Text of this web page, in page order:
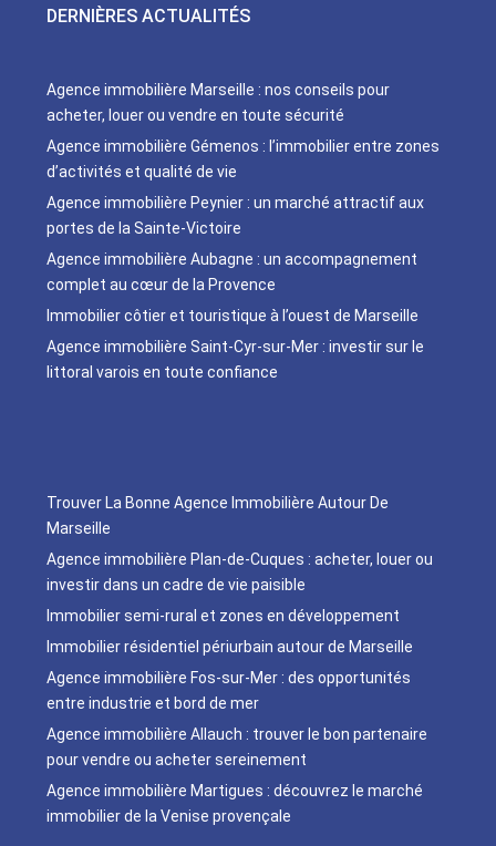
DERNIÈRES ACTUALITÉS
Agence immobilière Marseille : nos conseils pour
acheter, louer ou vendre en toute sécurité
Agence immobilière Gémenos : l’immobilier entre zones
d’activités et qualité de vie
Agence immobilière Peynier : un marché attractif aux
portes de la Sainte-Victoire
Agence immobilière Aubagne : un accompagnement
complet au cœur de la Provence
Immobilier côtier et touristique à l’ouest de Marseille
Agence immobilière Saint-Cyr-sur-Mer : investir sur le
littoral varois en toute confiance
Trouver La Bonne Agence Immobilière Autour De
Marseille
Agence immobilière Plan-de-Cuques : acheter, louer ou
investir dans un cadre de vie paisible
Immobilier semi-rural et zones en développement
Immobilier résidentiel périurbain autour de Marseille
Agence immobilière Fos-sur-Mer : des opportunités
entre industrie et bord de mer
Agence immobilière Allauch : trouver le bon partenaire
pour vendre ou acheter sereinement
Agence immobilière Martigues : découvrez le marché
immobilier de la Venise provençale